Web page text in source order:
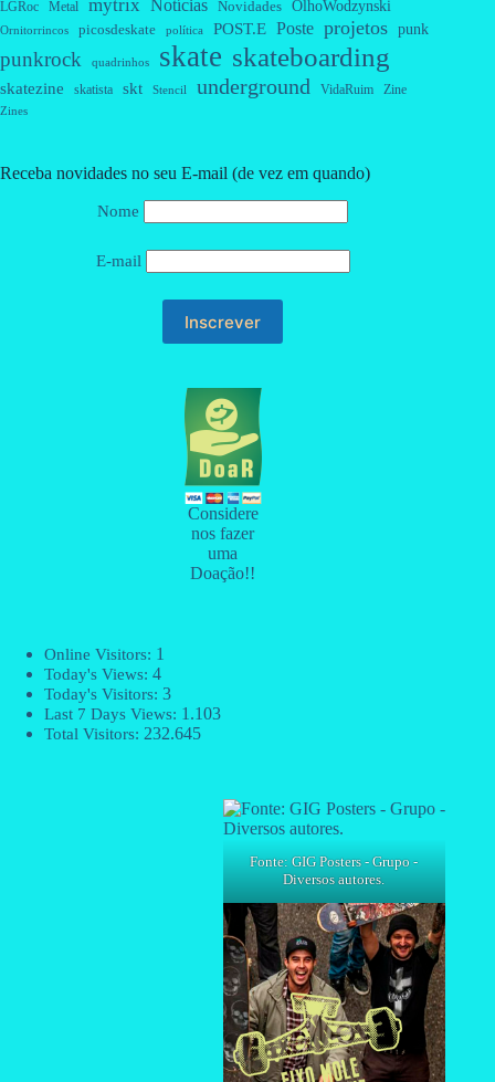
LGRoc Metal mytrix Notícias Novidades OlhoWodzynski
Ornitorrincos picosdeskate política POST.E Poste projetos punk
punkrock quadrinhos skate skateboarding
skatezine skatista skt Stencil underground VidaRuim Zine
Zines
Receba novidades no seu E-mail (de vez em quando)
Nome
E-mail
Considere
nos fazer
uma
Doação!!
Online Visitors: 1
Today's Views: 4
Today's Visitors: 3
Last 7 Days Views: 1.103
Total Visitors: 232.645
Fonte: GIG Posters - Grupo -
Diversos autores.